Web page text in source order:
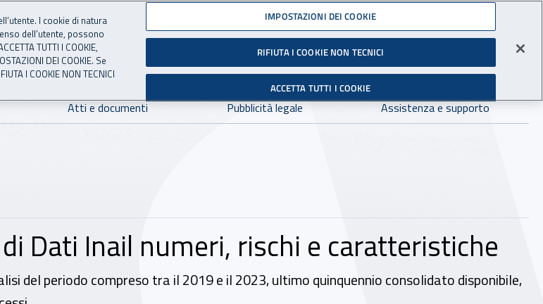
contro gli Infortuni sul Lavoro
Facebook - Sito esterno - Apertura in nuova finestra
X - Sito esterno - Apertura in nuova finestra
Instagram - Sito esterno - Apertura in
Linkedin - Sito esterno -
Youtube - Sito esterno -
Tiktok - SitoSpreaker -
Dove cercare:
in:tutto INAIL.it
Atti e documenti Pubblicità legale Assistenza e supporto
Dati Inail numeri, rischi e caratteristiche
del periodo compreso tra il 2019 e il 2023, ultimo quinquennio consolidato disponibile,
I cookie di natura
dell’utente, possono
TUTTI I COOKIE,
DEI COOKIE. Se
I COOKIE NON TECNICI
IMPOSTAZIONI DEI COOKIE
RIFIUTA I COOKIE NON TECNICI
ACCETTA TUTTI I COOKIE